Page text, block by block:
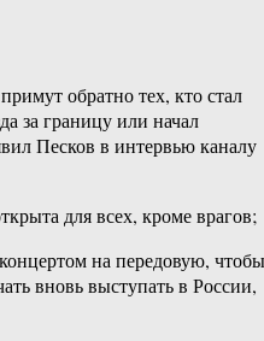
обратно тех, кто стал
за границу или начал
Песков в интервью каналу
для всех, кроме врагов;
на передовую, чтобы
вновь выступать в России,